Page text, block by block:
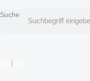
Suche
|